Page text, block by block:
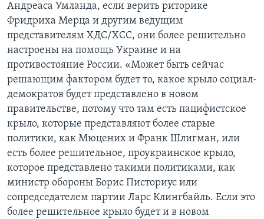
Андреаса Умланда, если верить риторике
Фридриха Мерца и другим ведущим
представителям ХДС/ХСС, они более решительно
настроены на помощь Украине и на
противостояние России. «Может быть сейчас
решающим фактором будет то, какое крыло социал-
демократов будет представлено в новом
правительстве, потому что там есть пацифистское
крыло, которые представляют более старые
политики, как Мюцених и Франк Шлигман, или
есть более решительное, проукраинское крыло,
которое представлено такими политиками, как
министр обороны Борис Писториус или
сопредседателем партии Ларс Клингбайль. Если это
более решительное крыло будет и в новом